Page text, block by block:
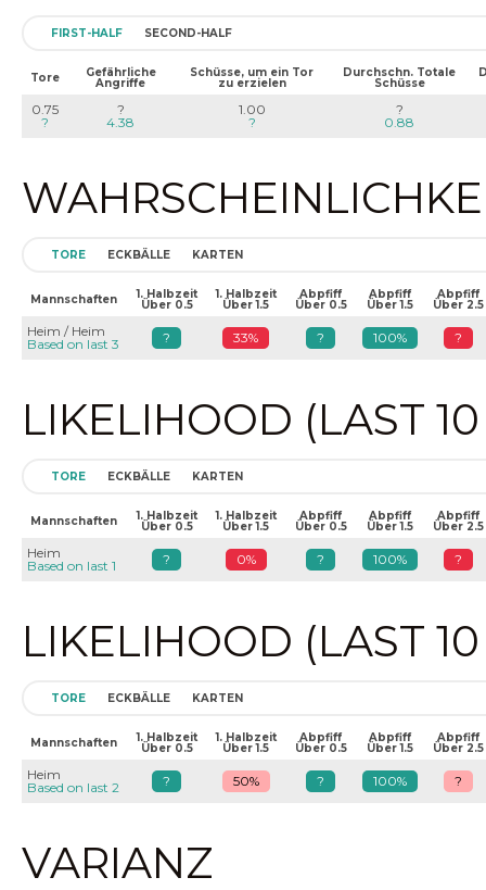
FIRST-HALF SECOND-HALF
Tore Gefährliche
Angriffe
Schüsse, um ein Tor
zu erzielen
Durchschn. Totale
Schüsse
0.75
?
?
4.38
1.00
?
?
0.88
TORE ECKBÄLLE KARTEN
Mannschaften 1. Halbzeit
Über 0.5
1. Halbzeit
Über 1.5
Abpfiff
Über 0.5
Abpfiff
Über 1.5
Abpfiff
Über 2.5
Heim / Heim
Based on last 3
? 33% ? 100% ?
LIKELIHOOD (LAST
TORE ECKBÄLLE KARTEN
Mannschaften 1. Halbzeit
Über 0.5
1. Halbzeit
Über 1.5
Abpfiff
Über 0.5
Abpfiff
Über 1.5
Abpfiff
Über 2.5
Heim
Based on last 1
? 0% ? 100% ?
LIKELIHOOD (LAST
TORE ECKBÄLLE KARTEN
Mannschaften 1. Halbzeit
Über 0.5
1. Halbzeit
Über 1.5
Abpfiff
Über 0.5
Abpfiff
Über 1.5
Abpfiff
Über 2.5
Heim
Based on last 2
? 50% ? 100% ?
VARIANZ